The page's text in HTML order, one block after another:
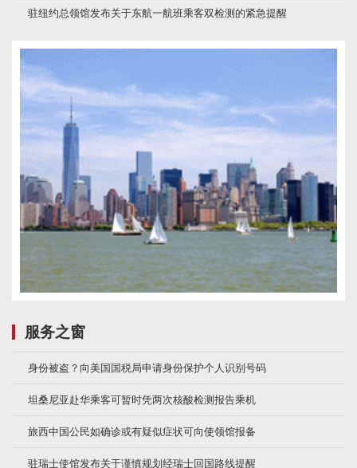
驻纽约总领馆发布关于东航一航班乘客双检测的紧急提醒
服务之窗
身份被盗？向美国国税局申请身份保护个人识别号码
坦桑尼亚赴华乘客可暂时凭两次核酸检测报告乘机
旅西中国公民如确诊或有疑似症状可向使领馆报备
驻瑞士使馆发布关于谨慎规划经瑞士回国路线提醒